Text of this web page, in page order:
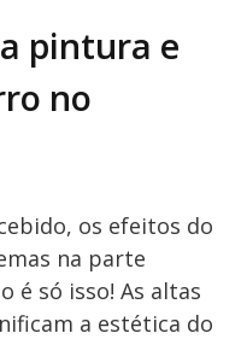
pintura e
no
os efeitos do
na parte
é só isso! As altas
a estética do